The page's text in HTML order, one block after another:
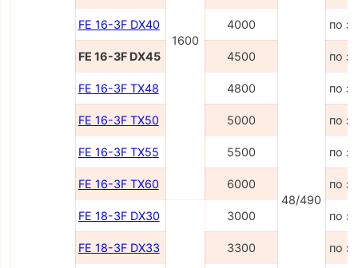
1600
48/490
FE 16-3F DX40 4000 по
FE 16-3F DX45 4500 по
FE 16-3F TX48 4800 по
FE 16-3F TX50 5000 по
FE 16-3F TX55 5500 по
FE 16-3F TX60 6000 по
FE 18-3F DX30 3000 по
FE 18-3F DX33 3300 по